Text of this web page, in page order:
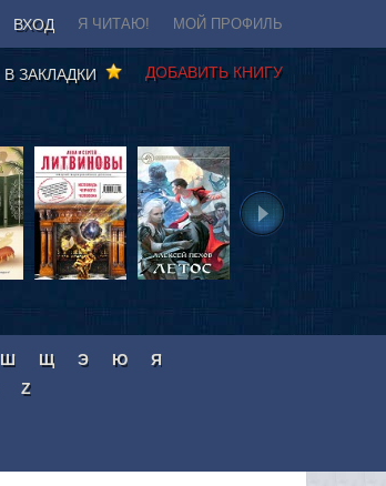
ВХОД Я ЧИТАЮ! МОЙ ПРОФИЛЬ
ДОБАВИТЬ КНИГУ
В ЗАКЛАДКИ
Ш Щ Э Ю
Я
Z